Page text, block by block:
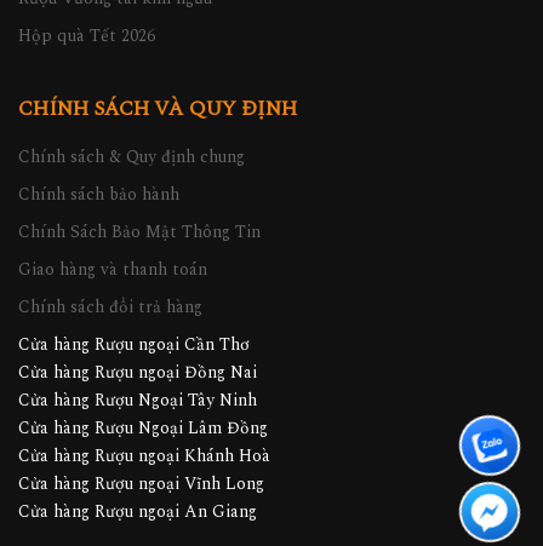
Hộp quà Tết 2026
CHÍNH SÁCH VÀ QUY ĐỊNH
Chính sách & Quy định chung
Chính sách bảo hành
Chính Sách Bảo Mật Thông Tin
Giao hàng và thanh toán
Chính sách đổi trả hàng
Cửa hàng Rượu ngoại Cần Thơ
Cửa hàng Rượu ngoại Đồng Nai
Cửa hàng Rượu Ngoại Tây Ninh
Cửa hàng Rượu Ngoại Lâm Đồng
Cửa hàng Rượu ngoại Khánh Hoà
Cửa hàng Rượu ngoại Vĩnh Long
Cửa hàng Rượu ngoại An Giang